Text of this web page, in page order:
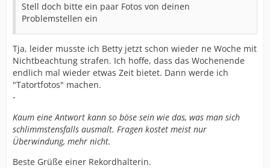
Stell doch bitte ein paar Fotos von deinen
Problemstellen ein
Tja, leider musste ich Betty jetzt schon wieder ne Woche mit
Nichtbeachtung strafen. Ich hoffe, dass das Wochenende
endlich mal wieder etwas Zeit bietet. Dann werde ich
"Tatortfotos" machen.
-
Kaum eine Antwort kann so böse sein wie das, was man sich
schlimmstensfalls ausmalt. Fragen kostet meist nur
Überwindung, mehr nicht.
Beste Grüße einer Rekordhalterin.